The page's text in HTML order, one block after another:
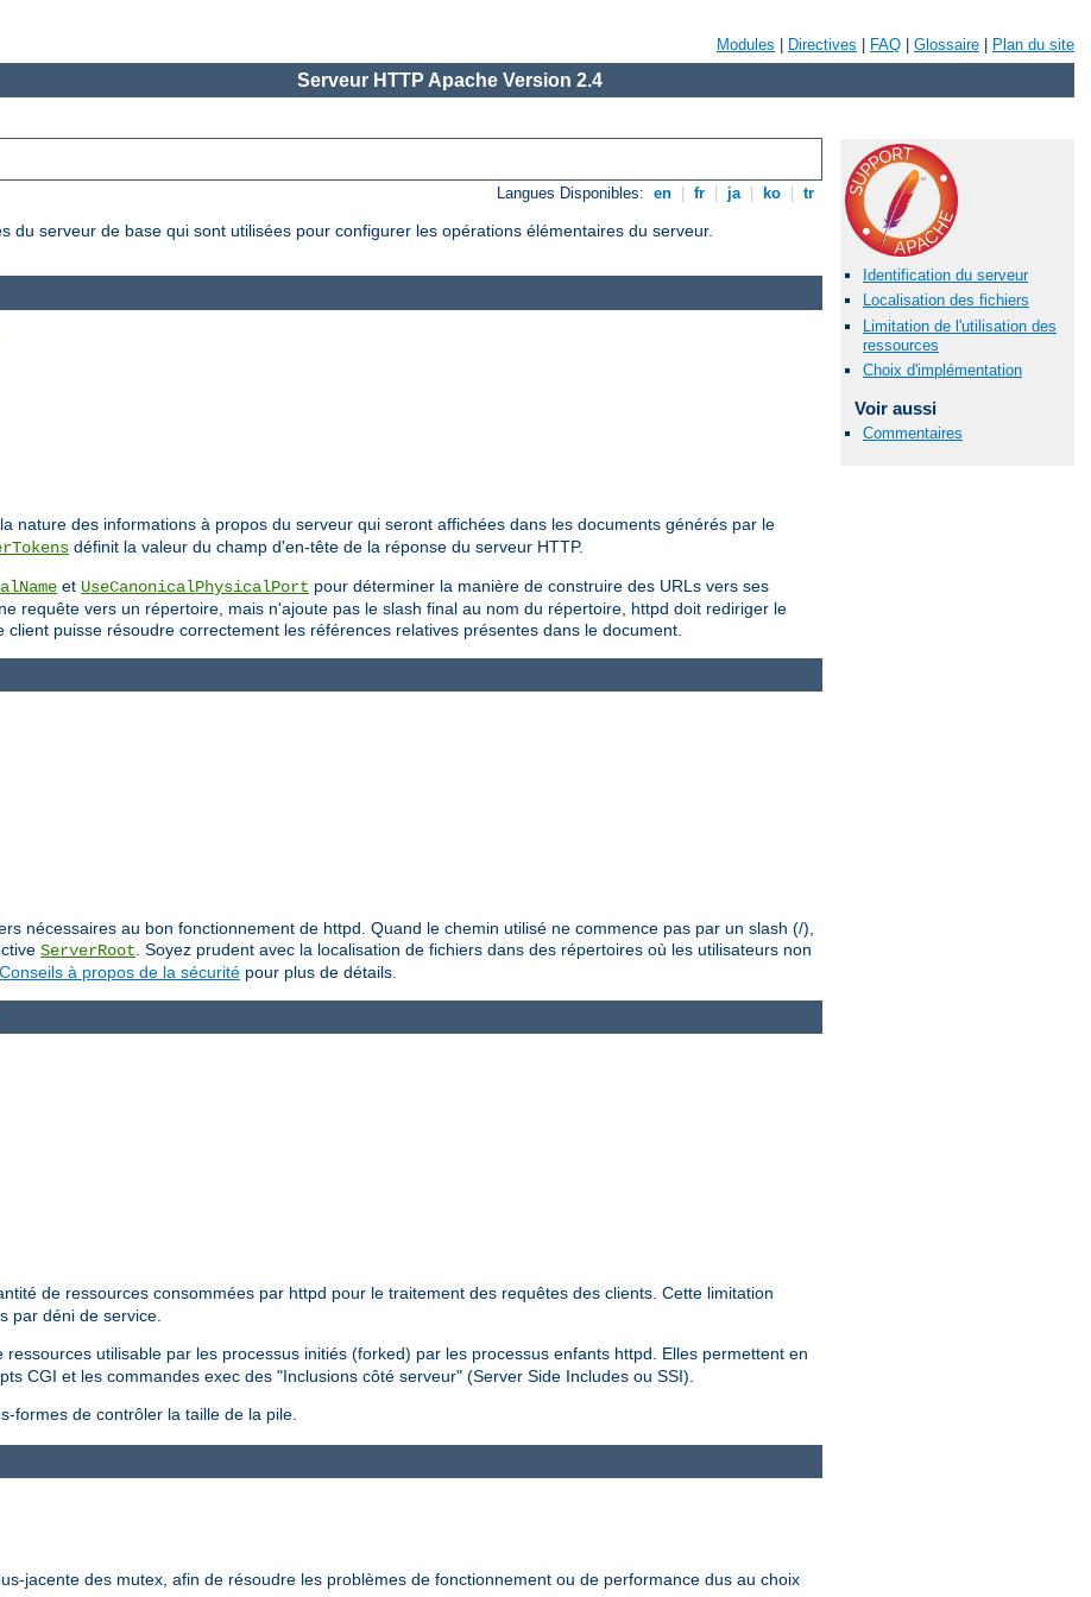
Modules Directives FAQ Glossaire Plan du site
Serveur HTTP Apache Version 2.4
Langues Disponibles: en fr ja ko tr
du serveur de base qui sont utilisées pour configurer les opérations élémentaires du serveur.
Identification du serveur
Localisation des fichiers
Limitation de l'utilisation des
ressources
Choix d'implémentation
Voir aussi
Commentaires
nature des informations à propos du serveur qui seront affichées dans les documents générés par le
définit la valeur du champ d'en-tête de la réponse du serveur HTTP.
et UseCanonicalPhysicalPort pour déterminer la manière de construire des URLs vers ses
requête vers un répertoire, mais n'ajoute pas le slash final au nom du répertoire, httpd doit rediriger le
puisse résoudre correctement les références relatives présentes dans le document.
nécessaires au bon fonctionnement de httpd. Quand le chemin utilisé ne commence pas par un slash (/),
ServerRoot . Soyez prudent avec la localisation de fichiers dans des répertoires où les utilisateurs non
Conseils à propos de la sécurité pour plus de détails.
de ressources consommées par httpd pour le traitement des requêtes des clients. Cette limitation
par déni de service.
utilisable par les processus initiés (forked) par les processus enfants httpd. Elles permettent en
CGI et les commandes exec des "Inclusions côté serveur" (Server Side Includes ou SSI).
formes de contrôler la taille de la pile.
jacente des mutex, afin de résoudre les problèmes de fonctionnement ou de performance dus au choix